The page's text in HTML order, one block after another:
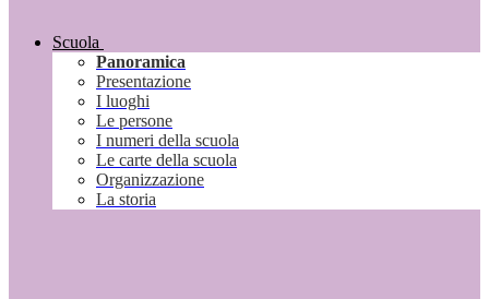
Scuola
Panoramica
Presentazione
I luoghi
Le persone
I numeri della scuola
Le carte della scuola
Organizzazione
La storia